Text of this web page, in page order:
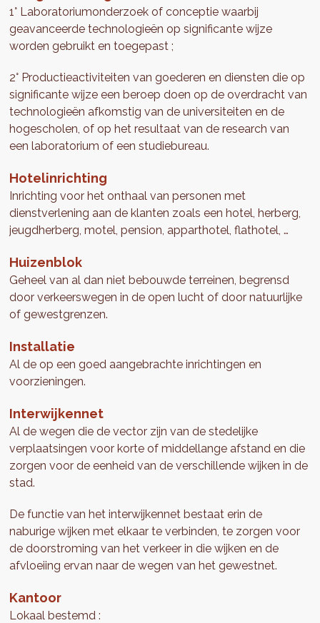
1° Laboratoriumonderzoek of conceptie waarbij
geavanceerde technologieën op significante wijze
worden gebruikt en toegepast ;
2° Productieactiviteiten van goederen en diensten die op
significante wijze een beroep doen op de overdracht van
technologieën afkomstig van de universiteiten en de
hogescholen, of op het resultaat van de research van
een laboratorium of een studiebureau.
Hotelinrichting
Inrichting voor het onthaal van personen met
dienstverlening aan de klanten zoals een hotel, herberg,
jeugdherberg, motel, pension, apparthotel, flathotel, …
Huizenblok
Geheel van al dan niet bebouwde terreinen, begrensd
door verkeerswegen in de open lucht of door natuurlijke
of gewestgrenzen.
Installatie
Al de op een goed aangebrachte inrichtingen en
voorzieningen.
Interwijkennet
Al de wegen die de vector zijn van de stedelijke
verplaatsingen voor korte of middellange afstand en die
zorgen voor de eenheid van de verschillende wijken in de
stad.
De functie van het interwijkennet bestaat erin de
naburige wijken met elkaar te verbinden, te zorgen voor
de doorstroming van het verkeer in die wijken en de
afvloeiing ervan naar de wegen van het gewestnet.
Kantoor
Lokaal bestemd :